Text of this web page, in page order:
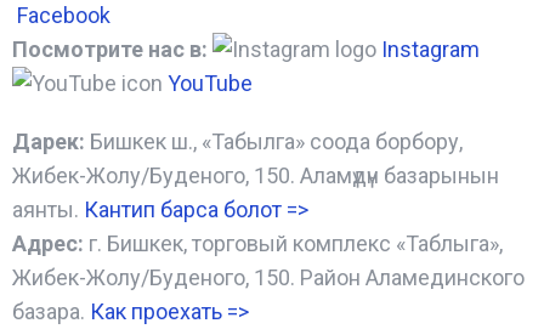
Facebook
Посмотрите нас в:
Instagram
YouTube
Дарек: Бишкек ш., «Табылга» соода борбору,
Жибек-Жолу/Буденого, 150. Аламүдүн базарынын
аянты. Кантип барса болот =>
Адрес: г. Бишкек, торговый комплекс «Таблыга»,
Жибек-Жолу/Буденого, 150. Район Аламединского
базара. Как проехать =>